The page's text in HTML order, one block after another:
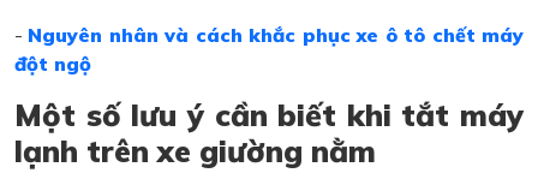
- Nguyên nhân và cách khắc phục xe ô tô chết máy
đột ngộ
Một số lưu ý cần biết khi tắt máy
lạnh trên xe giường nằm